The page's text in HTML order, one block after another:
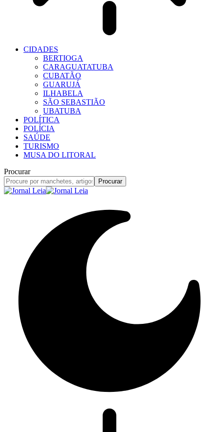
CIDADES
BERTIOGA
CARAGUATATUBA
CUBATÃO
GUARUJÁ
ILHABELA
SÃO SEBASTIÃO
UBATUBA
POLÍTICA
POLÍCIA
SAÚDE
TURISMO
MUSA DO LITORAL
Procurar